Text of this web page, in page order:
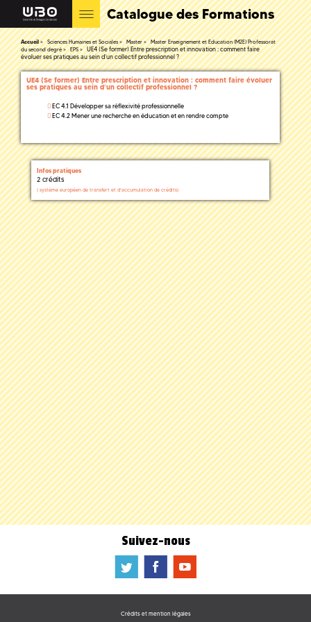
Catalogue des Formations
Accueil Sciences Humaines et Sociales Master
Master Enseignement et Education (M2E) Professorat
du second degré
EPS
UE4 (Se former) Entre prescription et innovation : comment faire
évoluer ses pratiques au sein d’un collectif professionnel ?
UE4 (Se former) Entre prescription et innovation : comment faire évoluer
ses pratiques au sein d’un collectif professionnel ?
EC 4.1 Développer sa réflexivité professionnelle
EC 4.2 Mener une recherche en éducation et en rendre compte
Infos pratiques
2 crédits
( système européen de transfert et d'accumulation de crédits)
Suivez-nous
a b f
Crédits et mention légales